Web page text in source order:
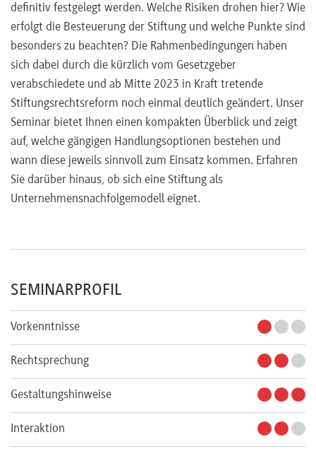
definitiv festgelegt werden. Welche Risiken drohen hier? Wie
erfolgt die Besteuerung der Stiftung und welche Punkte sind
besonders zu beachten? Die Rahmenbedingungen haben
sich dabei durch die kürzlich vom Gesetzgeber
verabschiedete und ab Mitte 2023 in Kraft tretende
Stiftungsrechtsreform noch einmal deutlich geändert. Unser
Seminar bietet Ihnen einen kompakten Überblick und zeigt
auf, welche gängigen Handlungsoptionen bestehen und
wann diese jeweils sinnvoll zum Einsatz kommen. Erfahren
Sie darüber hinaus, ob sich eine Stiftung als
Unternehmensnachfolgemodell eignet.
SEMINARPROFIL
Vorkenntnisse
Rechtsprechung
Gestaltungshinweise
Interaktion